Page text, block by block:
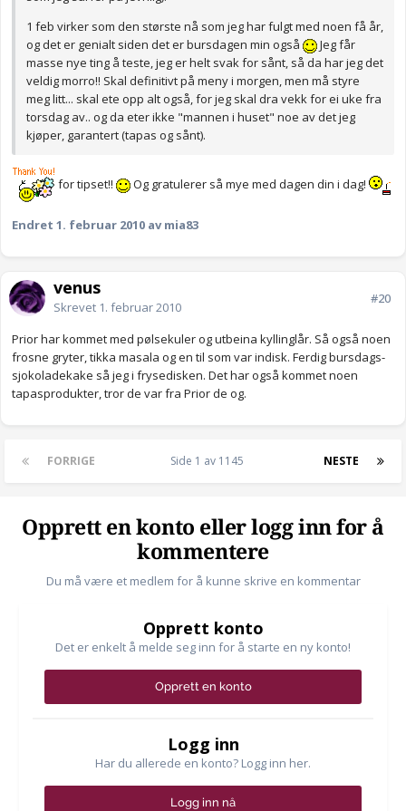
1 feb virker som den største nå som jeg har fulgt med noen få år,
og det er genialt siden det er bursdagen min også
Jeg får
masse nye ting å teste, jeg er helt svak for sånt, så da har jeg det
veldig morro!! Skal definitivt på meny i morgen, men må styre
meg litt... skal ete opp alt også, for jeg skal dra vekk for ei uke fra
torsdag av.. og da eter ikke "mannen i huset" noe av det jeg
kjøper, garantert (tapas og sånt).
for tipset!! Og gratulerer så mye med dagen din i dag!
Endret 1. februar 2010 av mia83
venus_
Skrevet 1. februar 2010
#20
Prior har kommet med pølsekuler og utbeina kyllinglår. Så også noen
frosne gryter, tikka masala og en til som var indisk. Ferdig bursdags-
sjokoladekake så jeg i frysedisken. Det har også kommet noen
tapasprodukter, tror de var fra Prior de og.
FORRIGE NESTE
Side 1 av 1145
Opprett en konto eller logg inn for å
kommentere
Du må være et medlem for å kunne skrive en kommentar
Opprett konto
Det er enkelt å melde seg inn for å starte en ny konto!
Opprett en konto
Logg inn
Har du allerede en konto? Logg inn her.
Logg inn nå